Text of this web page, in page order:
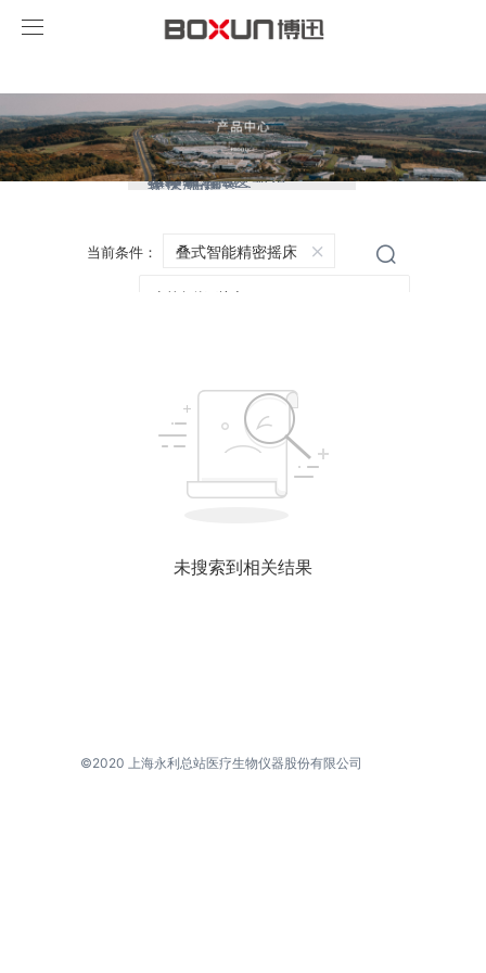
永利总站·(中国)集团
药品稳定性试验箱
生物安全柜
灭菌器
培养箱
干燥箱/烘箱
净化安全设备
摇床/振荡器
水浴/油槽
当前条件： 叠式智能精密摇床
未搜索到相关结果
©2020 上海永利总站医疗生物仪器股份有限公司